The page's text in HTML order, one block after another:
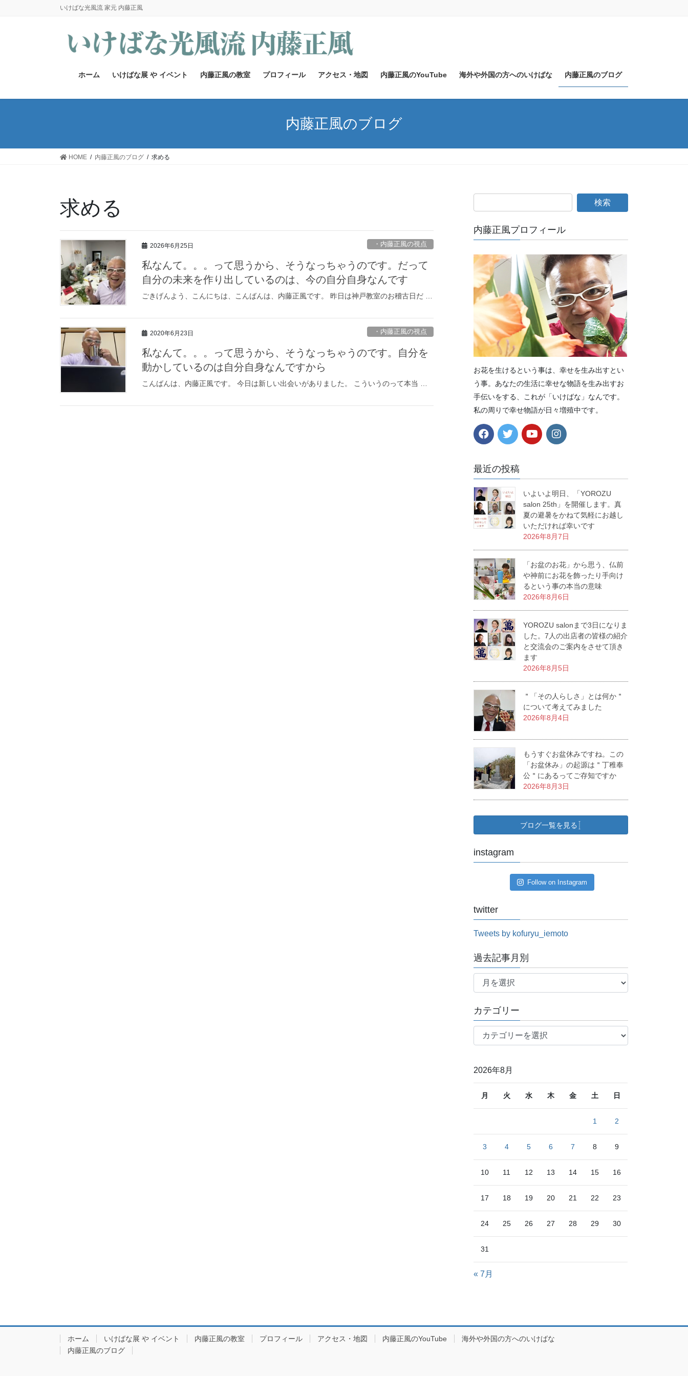
いけばな光風流 家元 内藤正風
ホーム いけばな展 や イベント 内藤正風の教室 プロフィール アクセス・地図 内藤正風のYouTube 海外や外国の方へのいけばな 内藤正風のブログ
内藤正風のブログ
HOME 内藤正風のブログ 求める
求める
2026年6月25日 ・内藤正風の視点
私なんて。。。って思うから、そうなっちゃうのです。だって
自分の未来を作り出しているのは、今の自分自身なんです
ごきげんよう、こんにちは、こんばんは、内藤正風です。 昨日は神戸教室のお稽古日だ …
2020年6月23日 ・内藤正風の視点
私なんて。。。って思うから、そうなっちゃうのです。自分を
動かしているのは自分自身なんですから
こんばんは、内藤正風です。 今日は新しい出会いがありました。 こういうのって本当 …
内藤正風プロフィール
お花を生けるという事は、幸せを生み出すとい
う事。あなたの生活に幸せな物語を生み出すお
手伝いをする、これが「いけばな」なんです。
私の周りで幸せ物語が日々増殖中です。
最近の投稿
いよいよ明日、「YOROZU
salon 25th」を開催します。真
夏の避暑をかねて気軽にお越し
いただければ幸いです
2026年8月7日
「お盆のお花」から思う、仏前
や神前にお花を飾ったり手向け
るという事の本当の意味
2026年8月6日
YOROZU salonまで3日になりま
した。7人の出店者の皆様の紹介
と交流会のご案内をさせて頂き
ます
2026年8月5日
＂「その人らしさ」とは何か＂
について考えてみました
2026年8月4日
もうすぐお盆休みですね。この
「お盆休み」の起源は＂丁稚奉
公＂にあるってご存知ですか
2026年8月3日
ブログ一覧を見る
instagram
Follow on Instagram
twitter
Tweets by kofuryu_iemoto
過去記事月別
過
事
月
カテゴリー
テ
リ
2026年8月
月 火 水 木 金 土 日
1 2
3 4 5 6 7 8 9
10 11 12 13 14 15 16
17 18 19 20 21 22 23
24 25 26 27 28 29 30
31
« 7月
ホーム いけばな展 や イベント 内藤正風の教室 プロフィール アクセス・地図 内藤正風のYouTube
海外や外国の方へのいけばな
内藤正風のブログ